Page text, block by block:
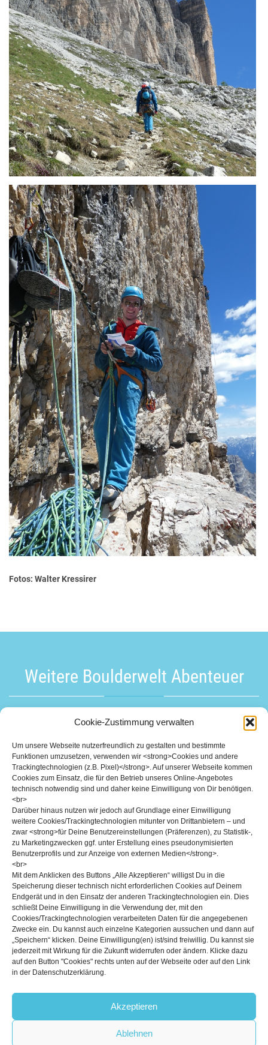
Cookie-Zustimmung verwalten
Um unsere Webseite nutzerfreundlich zu gestalten und bestimmte
Funktionen umzusetzen, verwenden wir <strong>Cookies und andere
Trackingtechnologien (z.B. Pixel)</strong>. Auf unserer Webseite kommen
Cookies zum Einsatz, die für den Betrieb unseres Online-Angebotes
technisch notwendig sind und daher keine Einwilligung von Dir benötigen.
<br>
Darüber hinaus nutzen wir jedoch auf Grundlage einer Einwilligung
weitere Cookies/Trackingtechnologien mitunter von Drittanbietern – und
zwar <strong>für Deine Benutzereinstellungen (Präferenzen), zu Statistik-,
zu Marketingzwecken ggf. unter Erstellung eines pseudonymisierten
Benutzerprofils und zur Anzeige von externen Medien</strong>.
<br>
Mit dem Anklicken des Buttons „Alle Akzeptieren“ willigst Du in die
Speicherung dieser technisch nicht erforderlichen Cookies auf Deinem
Endgerät und in den Einsatz der anderen Trackingtechnologien ein. Dies
schließt Deine Einwilligung in die Verwendung der, mit den
Cookies/Trackingtechnologien verarbeiteten Daten für die angegebenen
Zwecke ein. Du kannst auch einzelne Kategorien aussuchen und dann auf
„Speichern“ klicken. Deine Einwilligung(en) ist/sind freiwillig. Du kannst sie
jederzeit mit Wirkung für die Zukunft widerrufen oder ändern. Klicke dazu
auf den Button "Cookies" rechts unten auf der Webseite oder auf den Link
in der Datenschutzerklärung.
Akzeptieren
Ablehnen
Fotos: Walter Kressirer
Weitere Boulderwelt Abenteuer
Bayrische Meisterschaft und Climb F.re.e 2020
13. MÄRZ 2020
Mit insgesamt 17 Boulderwelt Crew Mitgliedern waren wir dieses
Jahr wieder beim großen Wettkampfauftakt Wochenende stark
©2026 Boulderwelt